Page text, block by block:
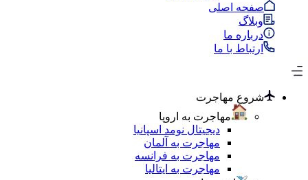
صفحه اصلی
وبلاگ
درباره ما
ارتباط با ما
شروع مهاجرت
مهاجرت به اروپا
دیجیتال نومد اسپانیا
مهاجرت به آلمان
مهاجرت به فرانسه
مهاجرت به ایتالیا